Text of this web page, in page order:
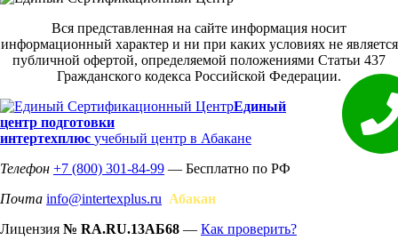
Вся представленная на сайте информация носит
информационный характер и ни при каких условиях не является
публичной офертой, определяемой положениями Статьи 437
Гражданского кодекса Российской Федерации.
Единый
центр подготовки
интертехплюс учебный центр в Абакане
Телефон +7 (800) 301-84-99 — Бесплатно по РФ
Почта info@intertexplus.ru Абакан
Лицензия № RA.RU.13АБ68 — Как проверить?